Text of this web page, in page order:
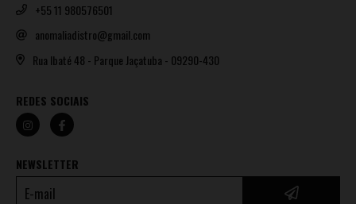
+55 11 980576501
anomaliadistro@gmail.com
Rua Ibaté 48 - Parque Jaçatuba - 09290-430
REDES SOCIAIS
NEWSLETTER